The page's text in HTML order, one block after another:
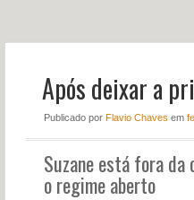
Após deixar a
Publicado por Flavio Chaves em
Suzane está fora da
o regime aberto